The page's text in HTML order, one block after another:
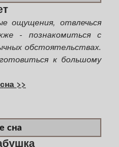
ощущения, отвлечься
- познакомиться с
обстоятельствах.
к большому
>>
сна